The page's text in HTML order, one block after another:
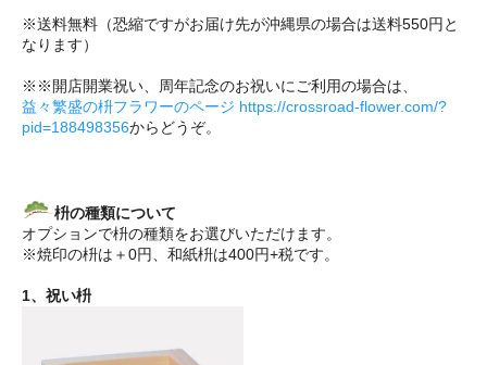
※送料無料（恐縮ですがお届け先が沖縄県の場合は送料550円と
なります）
※※開店開業祝い、周年記念のお祝いにご利用の場合は、
益々繁盛の枡フラワーのページ https://crossroad-flower.com/?
pid=188498356からどうぞ。
枡の種類について
オプションで枡の種類をお選びいただけます。
※焼印の枡は＋0円、和紙枡は400円+税です。
1、祝い枡